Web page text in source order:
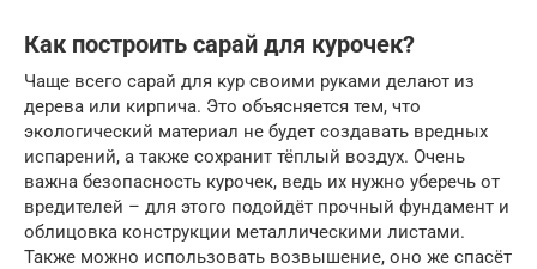
Как построить сарай для курочек?
Чаще всего сарай для кур своими руками делают из
дерева или кирпича. Это объясняется тем, что
экологический материал не будет создавать вредных
испарений, а также сохранит тёплый воздух. Очень
важна безопасность курочек, ведь их нужно уберечь от
вредителей – для этого подойдёт прочный фундамент и
облицовка конструкции металлическими листами.
Также можно использовать возвышение, оно же спасёт